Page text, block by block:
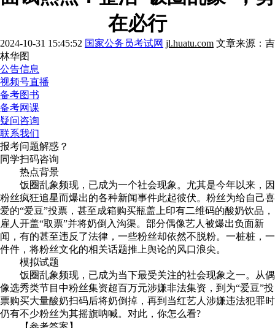
在必行
2024-10-31 15:45:52 国家公务员考试网 jl.huatu.com 文章来源：吉
林华图
公告信息
视频号直播
备考图书
备考网课
疑问咨询
联系我们
报考问题解惑？
同学扫码咨询
热点背景
饭圈乱象频现，已成为一个社会现象。尤其是今年以来，因
粉丝疯狂追星而爆出的各种新闻事件此起彼伏。粉丝为给自己喜
爱的“爱豆”投票，甚至成箱购买瓶盖上印有二维码的酸奶饮品，
雇人开盖“取票”并将奶倒入沟渠。部分偶像艺人被爆出负面新
闻，有的甚至违反了法律，一些粉丝却依然不脱粉。一桩桩，一
件件，将粉丝文化的相关话题推上舆论的风口浪尖。
模拟试题
饭圈乱象频现，已成为当下最受关注的社会现象之一。从偶
像选秀类节目中粉丝集资超百万元涉嫌非法集资，到为“爱豆”投
票购买大量酸奶扫码后将奶倒掉，再到当红艺人涉嫌违法犯罪时
仍有不少粉丝为其摇旗呐喊。对此，你怎么看?